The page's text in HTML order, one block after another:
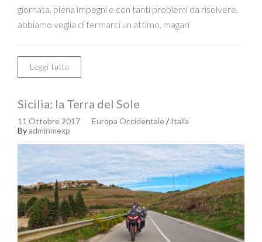
giornata, piena impegni e con tanti problemi da risolvere,
abbiamo voglia di fermarci un attimo, magari
Leggi tutto
Sicilia: la Terra del Sole
11 Ottobre 2017 Europa Occidentale/Italia
Byadminmexp